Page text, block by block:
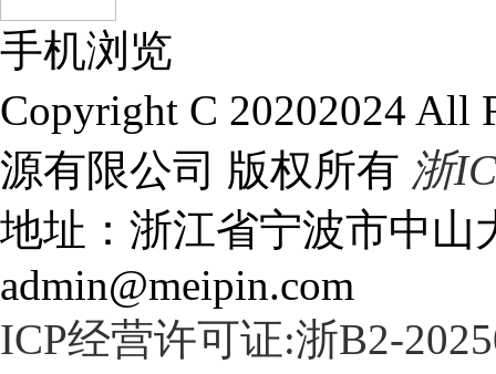
手机浏览
Copyright C 20202024 All
源有限公司 版权所有 浙
地址：浙江省宁波市中山
admin@meipin.com
ICP经营许可证:浙B2-